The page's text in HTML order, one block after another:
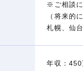
※ご相談
（将来的
札幌、仙
年収：450